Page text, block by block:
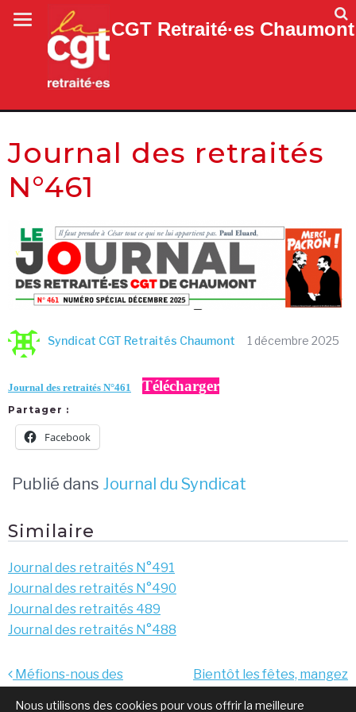
CGT Retraité·es Chaumont
Journal des retraités
N°461
Syndicat CGT Retraités Chaumont 1 décembre 2025
Journal des retraités N°461 Télécharger
Partager :
Facebook
Publié dans Journal du Syndicat
Similaire
Journal des retraités N°491
Journal des retraités N°490
Journal des retraités 489
Journal des retraités N°488
Navigation
de
Méfions-nous des
Bientôt les fêtes, mangez
Nous utilisons des cookies pour vous offrir la meilleure